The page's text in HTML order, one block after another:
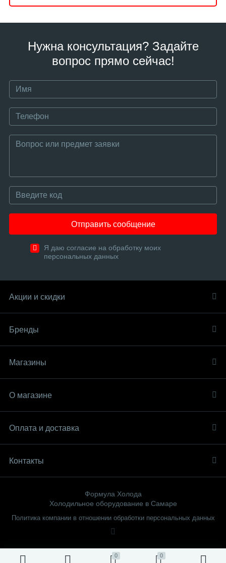
0 0
Нужна консультация? Задайте
вопрос прямо сейчас!
Отправить сообщение
Я даю согласие на обработку моих
персональных данных
Акции и скидки
Бренды
Магазины
О магазине
Оплата и доставка
Контакты
Формула Холода
Холодильное оборудование в Самаре
Политика компании в отношении обработки персональных данных